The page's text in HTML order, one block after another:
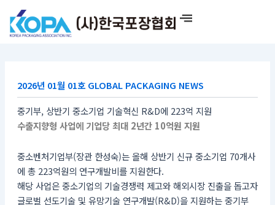
2026년 01월 01호 GLOBAL PACKAGING NEWS
중기부, 상반기 중소기업 기술혁신 R&D에 223억 지원
수출지향형 사업에 기업당 최대 2년간 10억원 지원
중소벤처기업부(장관 한성숙)는 올해 상반기 신규 중소기업 70개사
에 총 223억원의 연구개발비를 지원한다.
해당 사업은 중소기업의 기술경쟁력 제고와 해외시장 진출을 돕고자
글로벌 선도기술 및 유망기술 연구개발(R&D)을 지원하는 중기부